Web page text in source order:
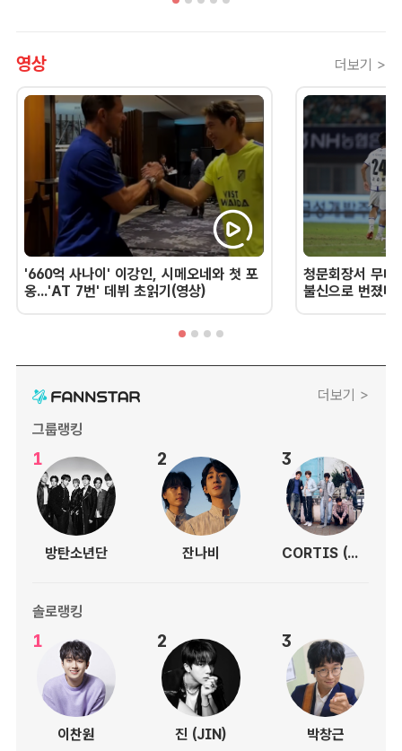
영상 더보기 >
'660억 사나이' 이강인, 시메오네와 첫 포
옹...'AT 7번' 데뷔 초읽기(영상)
청문회장서 무너
불신으로 번졌
더보기 >
그룹랭킹
1
방탄소년단
2
잔나비
3
CORTIS (코르티스)
솔로랭킹
1
이찬원
2
진 (JIN)
3
박창근